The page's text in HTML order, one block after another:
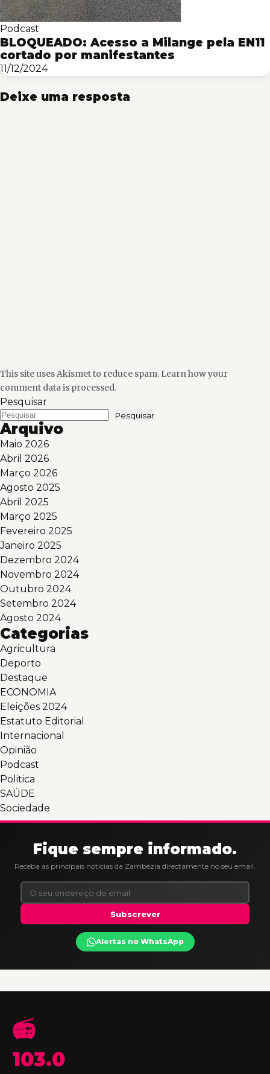
Podcast
BLOQUEADO: Acesso a Milange pela EN11
cortado por manifestantes
11/12/2024
Deixe uma resposta
This site uses Akismet to reduce spam. Learn how your
comment data is processed.
Pesquisar
Pesquisar
Arquivo
Maio 2026
Abril 2026
Março 2026
Agosto 2025
Abril 2025
Março 2025
Fevereiro 2025
Janeiro 2025
Dezembro 2024
Novembro 2024
Outubro 2024
Setembro 2024
Agosto 2024
Categorias
Agricultura
Deporto
Destaque
ECONOMIA
Eleições 2024
Estatuto Editorial
Internacional
Opinião
Podcast
Politica
SAÚDE
Sociedade
Fique sempre informado.
Receba as principais notícias da Zambézia directamente no seu email.
Subscrever
Alertas no WhatsApp
📻
103.0